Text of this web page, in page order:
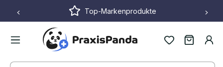
Zum Hauptinhalt springenTop-Markenprodukte